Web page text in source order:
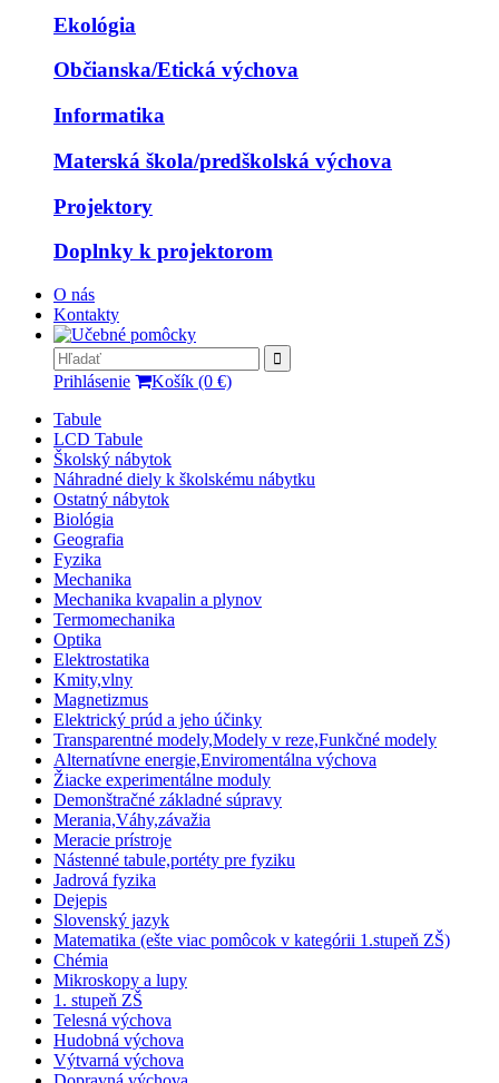
Ekológia
Občianska/Etická výchova
Informatika
Materská škola/predškolská výchova
Projektory
Doplnky k projektorom
O nás
Kontakty
Prihlásenie
Košík (0 €)
Tabule
LCD Tabule
Školský nábytok
Náhradné diely k školskému nábytku
Ostatný nábytok
Biológia
Geografia
Fyzika
Mechanika
Mechanika kvapalin a plynov
Termomechanika
Optika
Elektrostatika
Kmity,vlny
Magnetizmus
Elektrický prúd a jeho účinky
Transparentné modely,Modely v reze,Funkčné modely
Alternatívne energie,Enviromentálna výchova
Žiacke experimentálne moduly
Demonštračné základné súpravy
Merania,Váhy,závažia
Meracie prístroje
Nástenné tabule,portéty pre fyziku
Jadrová fyzika
Dejepis
Slovenský jazyk
Matematika (ešte viac pomôcok v kategórii 1.stupeň ZŠ)
Chémia
Mikroskopy a lupy
1. stupeň ZŠ
Telesná výchova
Hudobná výchova
Výtvarná výchova